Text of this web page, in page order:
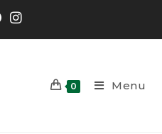
0 Menu